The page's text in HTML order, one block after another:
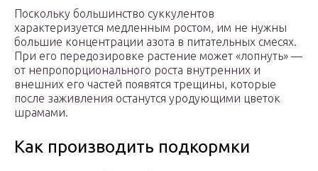
Поскольку большинство суккулентов
характеризуется медленным ростом, им не нужны
большие концентрации азота в питательных смесях.
При его передозировке растение может «лопнуть» —
от непропорционального роста внутренних и
внешних его частей появятся трещины, которые
после заживления останутся уродующими цветок
шрамами.
Как производить подкормки